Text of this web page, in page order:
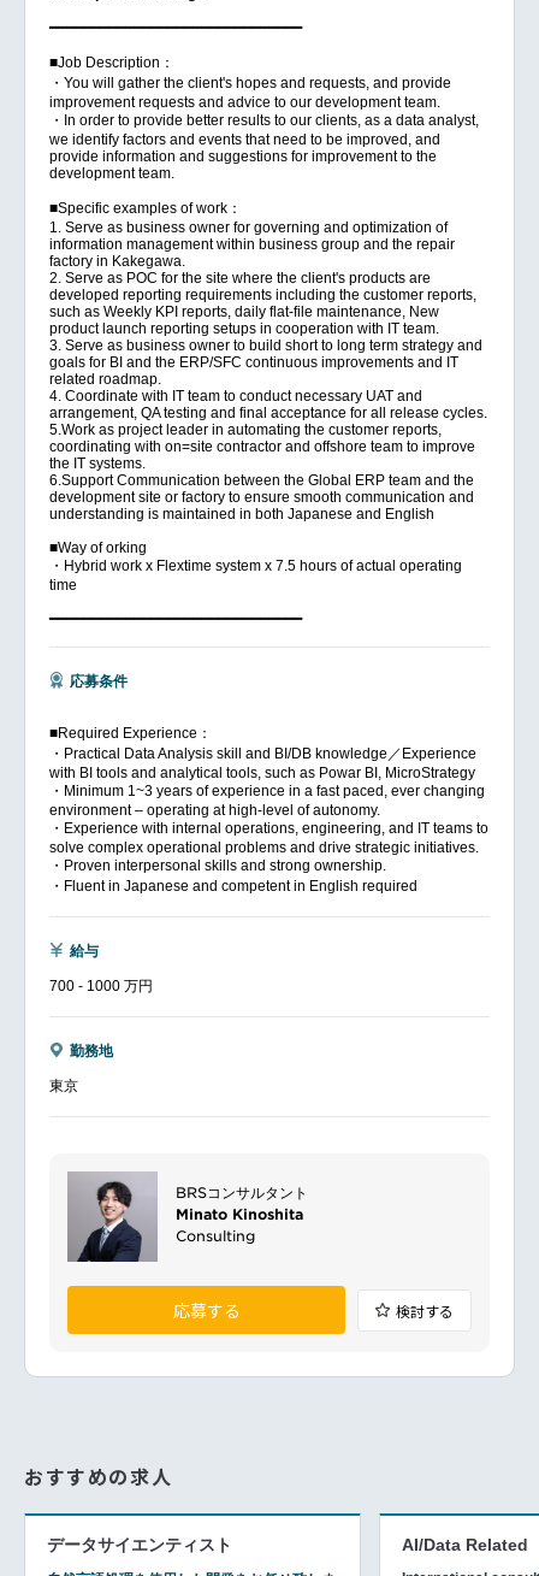
━━━━━━━━━━━━━━━━━━━━━━━━━━━━━━
■Job Description：
・You will gather the client's hopes and requests, and provide
improvement requests and advice to our development team.
・In order to provide better results to our clients, as a data analyst,
we identify factors and events that need to be improved, and
provide information and suggestions for improvement to the
development team.
■Specific examples of work：
1. Serve as business owner for governing and optimization of
information management within business group and the repair
factory in Kakegawa.
2. Serve as POC for the site where the client's products are
developed reporting requirements including the customer reports,
such as Weekly KPI reports, daily flat-file maintenance, New
product launch reporting setups in cooperation with IT team.
3. Serve as business owner to build short to long term strategy and
goals for BI and the ERP/SFC continuous improvements and IT
related roadmap.
4. Coordinate with IT team to conduct necessary UAT and
arrangement, QA testing and final acceptance for all release cycles.
5.Work as project leader in automating the customer reports,
coordinating with on=site contractor and offshore team to improve
the IT systems.
6.Support Communication between the Global ERP team and the
development site or factory to ensure smooth communication and
understanding is maintained in both Japanese and English
■Way of orking
・Hybrid work x Flextime system x 7.5 hours of actual operating
time
━━━━━━━━━━━━━━━━━━━━━━━━━━━━━━
応募条件
■Required Experience：
・Practical Data Analysis skill and BI/DB knowledge／Experience
with BI tools and analytical tools, such as Powar BI, MicroStrategy
・Minimum 1~3 years of experience in a fast paced, ever changing
environment – operating at high-level of autonomy.
・Experience with internal operations, engineering, and IT teams to
solve complex operational problems and drive strategic initiatives.
・Proven interpersonal skills and strong ownership.
・Fluent in Japanese and competent in English required
給与
700 - 1000 万円
勤務地
東京
BRSコンサルタント
Minato Kinoshita
Consulting
応募する 検討する
おすすめの求人
データサイエンティスト AI/Data Related